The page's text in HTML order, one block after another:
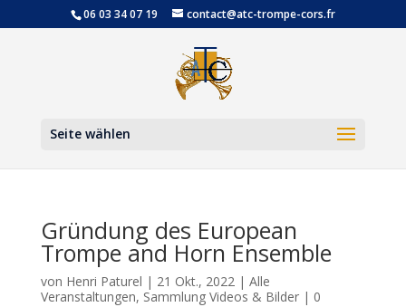
06 03 34 07 19 contact@atc-trompe-cors.fr
Seite wählen
Gründung des European
Trompe and Horn Ensemble
von Henri Paturel | 21 Okt., 2022| Alle
Veranstaltungen, Sammlung Videos & Bilder| 0